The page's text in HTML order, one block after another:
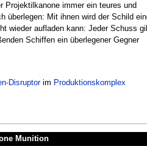
immer ein teures und
überlegen: Mit ihnen wird der Schild
wieder aufladen kann: Jeder Schuss
Schiffen ein überlegener Gegner
Disruptorim Produktionskomplex
Munition